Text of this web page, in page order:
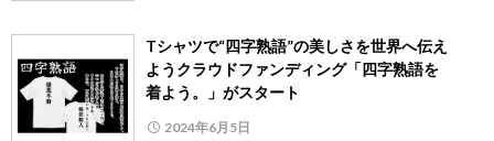
Tシャツで“四字熟語”の美しさを世界へ伝え
ようクラウドファンディング「四字熟語を
着よう。」がスタート
2024年6月5日